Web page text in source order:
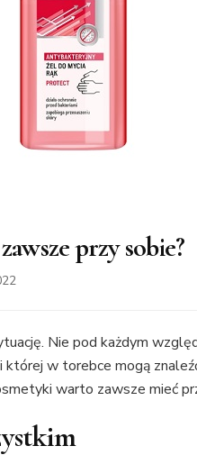
przy sobie?
Nie pod każdym
której w torebce mogą
warto zawsze mieć